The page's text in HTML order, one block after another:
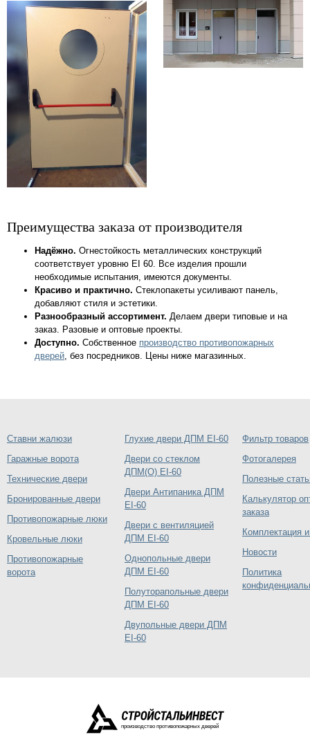
Преимущества заказа от производителя
Надёжно. Огнестойкость металлических конструкций
соответствует уровню EI 60. Все изделия прошли
необходимые испытания, имеются документы.
Красиво и практично. Стеклопакеты усиливают панель,
добавляют стиля и эстетики.
Разнообразный ассортимент. Делаем двери типовые и на
заказ. Разовые и оптовые проекты.
Доступно. Собственное производство противопожарных
дверей, без посредников. Цены ниже магазинных.
Ставни жалюзи
Гаражные ворота
Технические двери
Бронированные двери
Противопожарные люки
Кровельные люки
Противопожарные
ворота
Глухие двери ДПМ EI-60
Двери со стеклом
ДПМ(О) EI-60
Двери Антипаника ДПМ
EI-60
Двери с вентиляцией
ДПМ EI-60
Однопольные двери
ДПМ EI-60
Полуторапольные двери
ДПМ EI-60
Двупольные двери ДПМ
EI-60
Фильтр товаров
Фотогалерея
Полезные
Калькулятор
заказа
Комплектация
Новости
Политика
производство противопожарных дверей